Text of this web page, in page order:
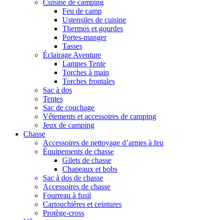
Cuisine de camping
Feu de camp
Ustensiles de cuisine
Thermos et gourdes
Portes-manger
Tasses
Éclairage Aventure
Lampes Tente
Torches à main
Torches frontales
Sac à dos
Tentes
Sac de couchage
Vêtements et accessoires de camping
Jeux de camping
Chasse
Accessoires de nettoyage d’armes à feu
Équipements de chasse
Gilets de chasse
Chapeaux et bobs
Sac à dos de chasse
Accessoires de chasse
Fourreau à fusil
Cartouchières et ceintures
Protège-cross